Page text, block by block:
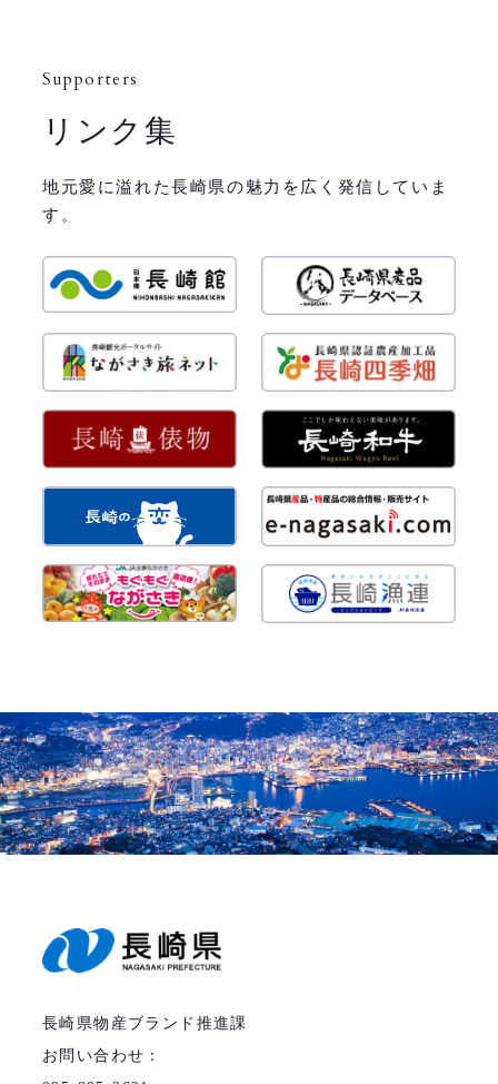
Supporters
リンク集
地元愛に溢れた長崎県の魅力を広く発信していま
す。
長崎県物産ブランド推進課
お問い合わせ：